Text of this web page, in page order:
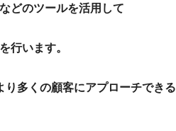
どのツールを活用して
行います。
多くの顧客にアプローチできる